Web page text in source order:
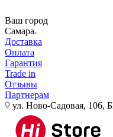
Ваш город
Самара
Доставка
Оплата
Гарантия
Trade in
Отзывы
Партнерам
ул. Ново-Садовая, 106,